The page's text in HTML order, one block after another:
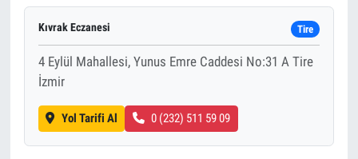
Kıvrak Eczanesi Tire
4 Eylül Mahallesi, Yunus Emre Caddesi No:31 A Tire
İzmir
Yol Tarifi Al 0 (232) 511 59 09